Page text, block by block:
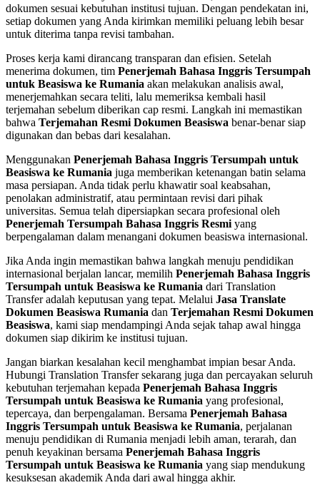
dokumen sesuai kebutuhan institusi tujuan. Dengan pendekatan ini,
setiap dokumen yang Anda kirimkan memiliki peluang lebih besar
untuk diterima tanpa revisi tambahan.
Proses kerja kami dirancang transparan dan efisien. Setelah
menerima dokumen, tim Penerjemah Bahasa Inggris Tersumpah
untuk Beasiswa ke Rumania akan melakukan analisis awal,
menerjemahkan secara teliti, lalu memeriksa kembali hasil
terjemahan sebelum diberikan cap resmi. Langkah ini memastikan
bahwa Terjemahan Resmi Dokumen Beasiswa benar-benar siap
digunakan dan bebas dari kesalahan.
Menggunakan Penerjemah Bahasa Inggris Tersumpah untuk
Beasiswa ke Rumania juga memberikan ketenangan batin selama
masa persiapan. Anda tidak perlu khawatir soal keabsahan,
penolakan administratif, atau permintaan revisi dari pihak
universitas. Semua telah dipersiapkan secara profesional oleh
Penerjemah Tersumpah Bahasa Inggris Resmi yang
berpengalaman dalam menangani dokumen beasiswa internasional.
Jika Anda ingin memastikan bahwa langkah menuju pendidikan
internasional berjalan lancar, memilih Penerjemah Bahasa Inggris
Tersumpah untuk Beasiswa ke Rumania dari Translation
Transfer adalah keputusan yang tepat. Melalui Jasa Translate
Dokumen Beasiswa Rumania dan Terjemahan Resmi Dokumen
Beasiswa, kami siap mendampingi Anda sejak tahap awal hingga
dokumen siap dikirim ke institusi tujuan.
Jangan biarkan kesalahan kecil menghambat impian besar Anda.
Hubungi Translation Transfer sekarang juga dan percayakan seluruh
kebutuhan terjemahan kepada Penerjemah Bahasa Inggris
Tersumpah untuk Beasiswa ke Rumania yang profesional,
tepercaya, dan berpengalaman. Bersama Penerjemah Bahasa
Inggris Tersumpah untuk Beasiswa ke Rumania, perjalanan
menuju pendidikan di Rumania menjadi lebih aman, terarah, dan
penuh keyakinan bersama Penerjemah Bahasa Inggris
Tersumpah untuk Beasiswa ke Rumania yang siap mendukung
kesuksesan akademik Anda dari awal hingga akhir.